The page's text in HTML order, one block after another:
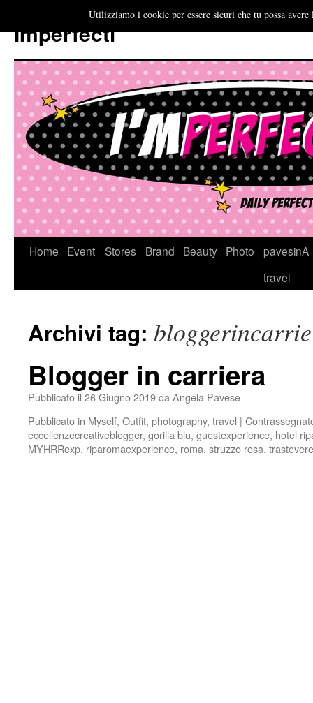
Imperfecti
VaiHome Event Stores Brand Beauty Photo
pavesinA
travel
Archivi tag:
Blogger in carriera
Pubblicato il 26 Giugno 2019da Angela Pavese
Pubblicato in Myself, Outfit, photography, travel |
eccellenzecreativeblogger, gorilla blu, guestexperience, hotel
MYHRRexp, riparomaexperience, roma, struzzo rosa, trastevere
Utilizziamo i cookie per essere sicuri che tu possa